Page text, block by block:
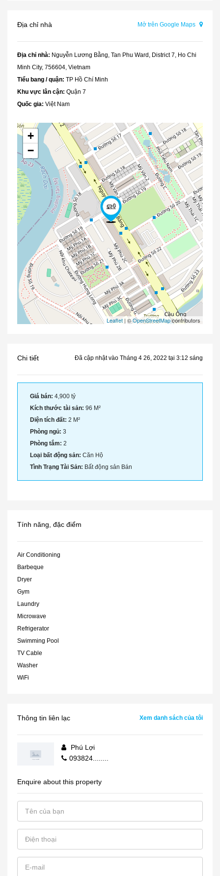
Địa chỉ nhà Mở trên Google Maps
Địa chỉ nhà: Nguyễn Lương Bằng, Tan Phu Ward, District 7, Ho Chi
Minh City, 756604, Vietnam
Tiểu bang / quận: TP Hồ Chí Minh
Khu vực lân cận: Quận 7
Quốc gia: Việt Nam
+
−
Leaflet | ©OpenStreetMapcontributors
Chi tiết Đã cập nhật vào Tháng 4 26, 2022 tại 3:12 sáng
Giá bán: 4,900 tỷ
Kích thước tài sản: 96 M²
Diện tích đất: 2 M²
Phòng ngủ: 3
Phòng tắm: 2
Loại bất động sản: Căn Hộ
Tình Trạng Tài Sản: Bất động sản Bán
Tính năng, đặc điểm
Air Conditioning
Barbeque
Dryer
Gym
Laundry
Microwave
Refrigerator
Swimming Pool
TV Cable
Washer
WiFi
Thông tin liên lạc Xem danh sách của tôi
Phú Lợi
093824........
Enquire about this property